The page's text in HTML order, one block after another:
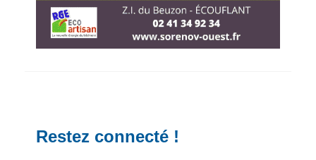
Restez connecté !